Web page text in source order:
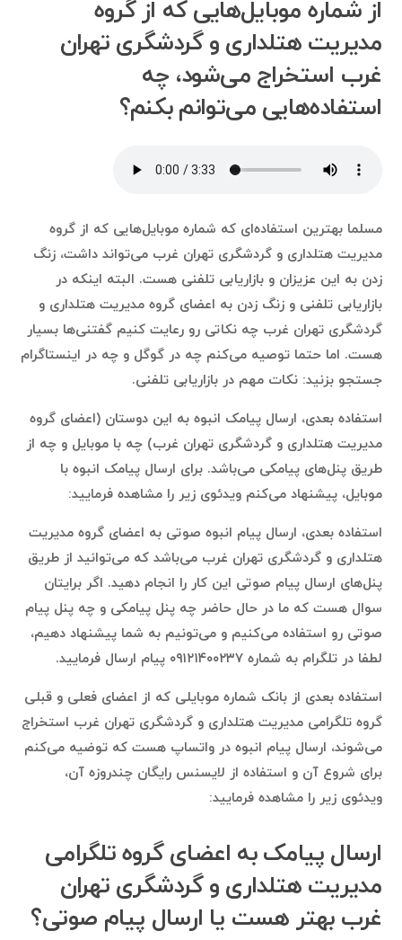
از شماره موبایل‌هایی که از گروه
مدیریت هتلداری و گردشگری تهران
غرب استخراج می‌شود، چه
استفاده‌هایی می‌توانم بکنم؟
مسلما بهترین استفاده‌ای که شماره موبایل‌هایی که از گروه
مدیریت هتلداری و گردشگری تهران غرب می‌تواند داشت، زنگ
زدن به این عزیزان و بازاریابی تلفنی هست. البته اینکه در
بازاریابی تلفنی و زنگ زدن به اعضای گروه مدیریت هتلداری و
گردشگری تهران غرب چه نکاتی رو رعایت کنیم گفتنی‌ها بسیار
هست. اما حتما توصیه می‌کنم چه در گوگل و چه در اینستاگرام
جستجو بزنید: نکات مهم در بازاریابی تلفنی.
استفاده بعدی، ارسال پیامک انبوه به این دوستان (اعضای گروه
مدیریت هتلداری و گردشگری تهران غرب) چه با موبایل و چه از
طریق پنل‌های پیامکی می‌باشد. برای ارسال پیامک انبوه با
موبایل، پیشنهاد می‌کنم ویدئوی زیر را مشاهده فرمایید:
استفاده بعدی، ارسال پیام انبوه صوتی به اعضای گروه مدیریت
هتلداری و گردشگری تهران غرب می‌باشد که می‌توانید از طریق
پنل‌های ارسال پیام صوتی این کار را انجام دهید. اگر برایتان
سوال هست که ما در حال حاضر چه پنل پیامکی و چه پنل پیام
صوتی رو استفاده می‌کنیم و می‌تونیم به شما پیشنهاد دهیم،
لطفا در تلگرام به شماره ۰۹۱۲۱۴۰۰۲۳۷ پیام ارسال فرمایید.
استفاده بعدی از بانک شماره موبایلی که از اعضای فعلی و قبلی
گروه تلگرامی مدیریت هتلداری و گردشگری تهران غرب استخراج
می‌شوند، ارسال پیام انبوه در واتساپ هست که توضیه می‌کنم
برای شروع آن و استفاده از لایسنس رایگان چندروزه آن،
ویدئوی زیر را مشاهده فرمایید:
ارسال پیامک به اعضای گروه تلگرامی
مدیریت هتلداری و گردشگری تهران
غرب بهتر هست یا ارسال پیام صوتی؟